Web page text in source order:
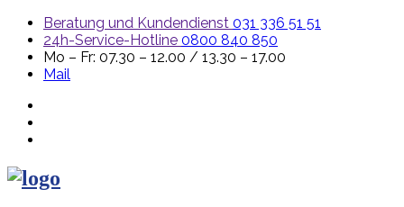
Beratung und Kundendienst 031 336 51 51
24h-Service-Hotline 0800 840 850
Mo – Fr: 07.30 – 12.00 / 13.30 – 17.00
Mail